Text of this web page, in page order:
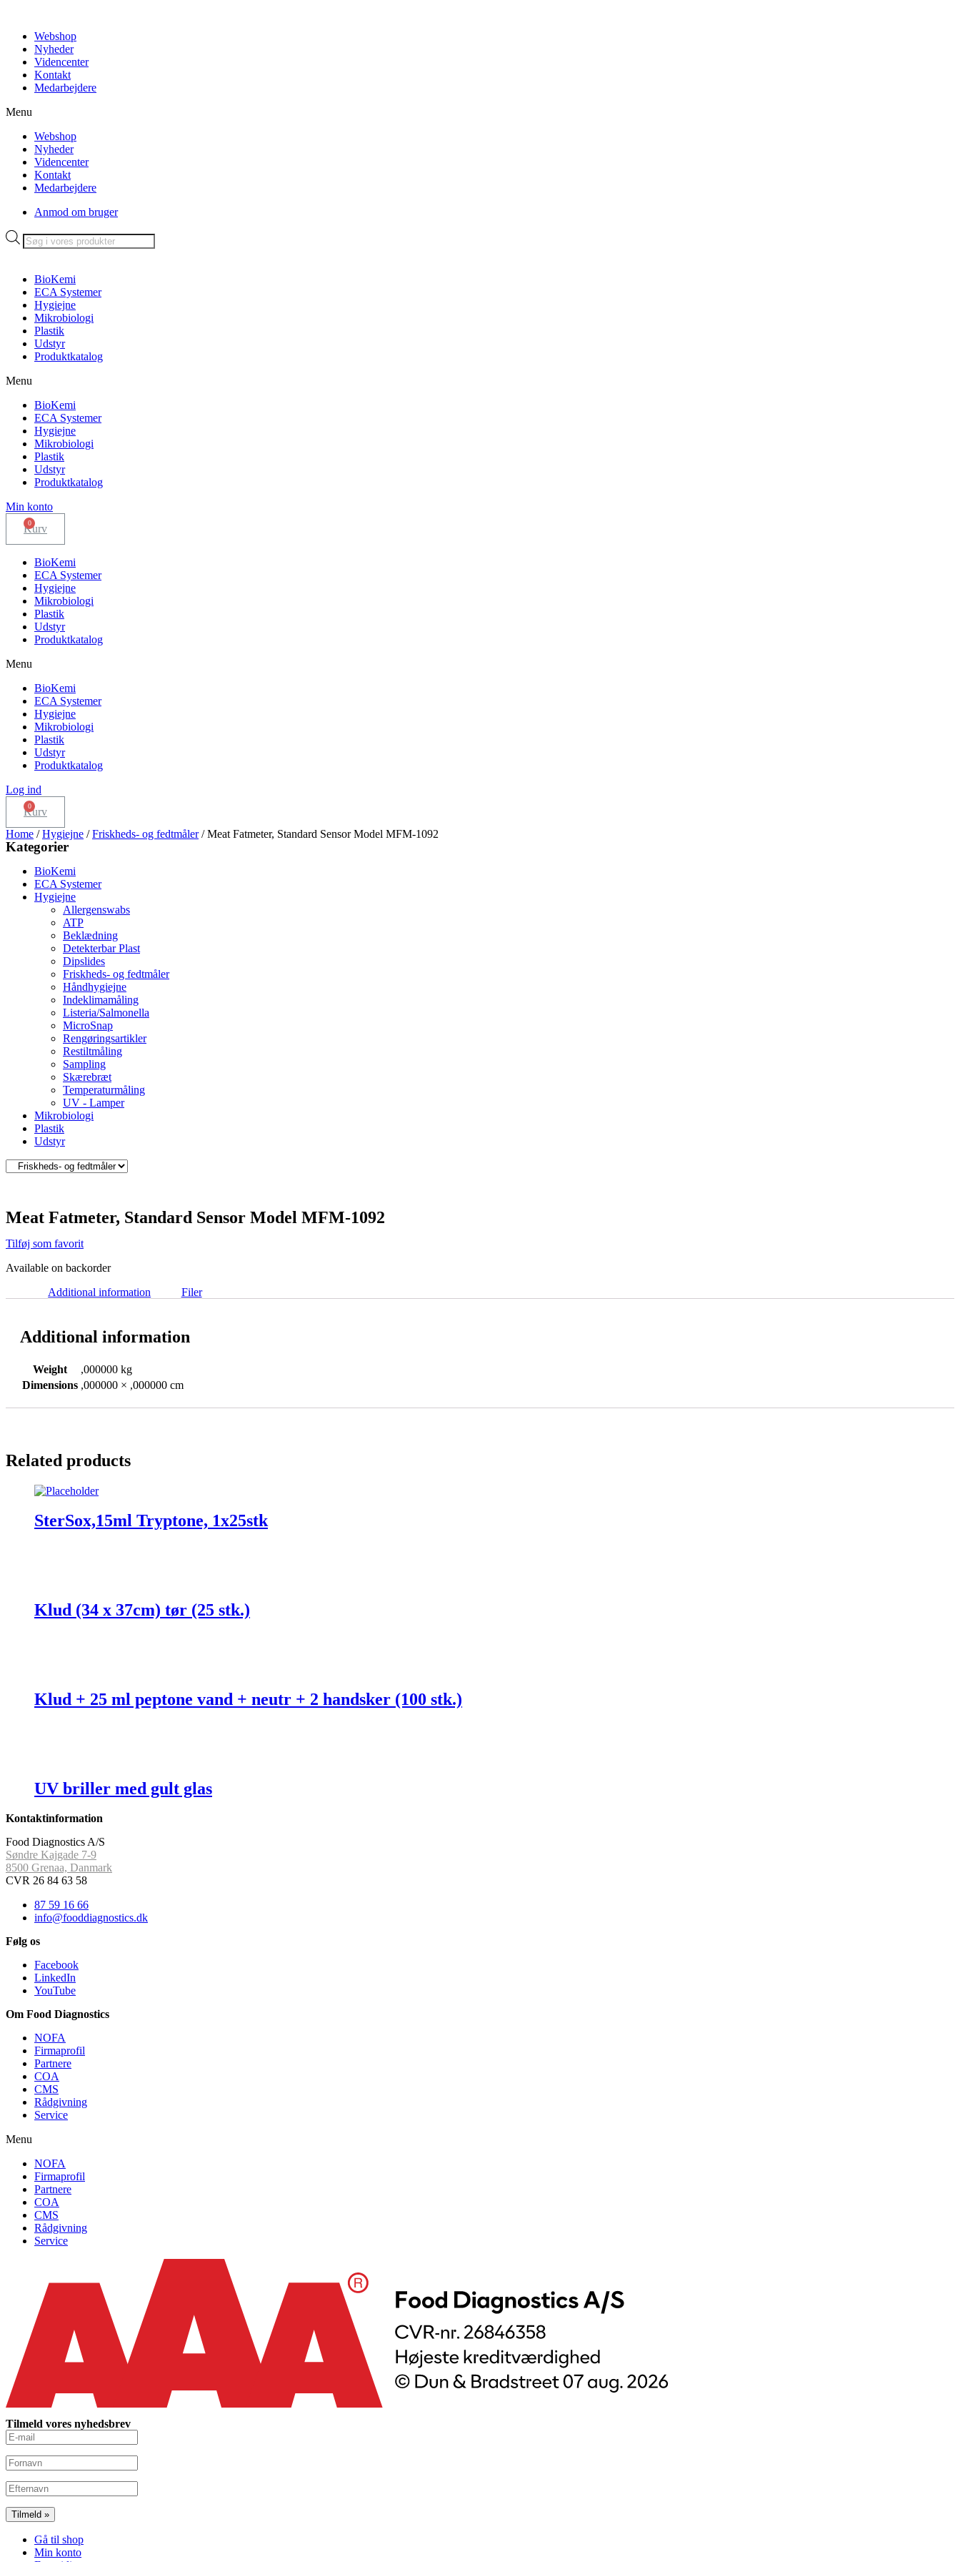
indholdWebshop
Nyheder
Videncenter
Kontakt
Medarbejdere
Menu
Webshop
Nyheder
Videncenter
Kontakt
Medarbejdere
Anmod om bruger
Products
search
BioKemi
ECA Systemer
Hygiejne
Mikrobiologi
Plastik
Udstyr
Produktkatalog
Menu
BioKemi
ECA Systemer
Hygiejne
Mikrobiologi
Plastik
Udstyr
Produktkatalog
Min konto
Kurv
BioKemi
ECA Systemer
Hygiejne
Mikrobiologi
Plastik
Udstyr
Produktkatalog
Menu
BioKemi
ECA Systemer
Hygiejne
Mikrobiologi
Plastik
Udstyr
Produktkatalog
Log ind
Kurv
Home /Hygiejne /Friskheds- og fedtmåler/ Meat Fatmeter, Standard Sensor Model MFM-1092
Kategorier
BioKemi
ECA Systemer
Hygiejne
Allergenswabs
ATP
Beklædning
Detekterbar Plast
Dipslides
Friskheds- og fedtmåler
Håndhygiejne
Indeklimamåling
Listeria/Salmonella
MicroSnap
Rengøringsartikler
Restiltmåling
Sampling
Skærebræt
Temperaturmåling
UV - Lamper
Mikrobiologi
Plastik
Udstyr
Meat Fatmeter, Standard Sensor Model MFM-1092
Tilføj som favorit
Available on backorder
Additional information
Filer
Additional information
Weight
,000000 kg
Dimensions ,000000 × ,000000 cm
Related products
SterSox,15ml Tryptone, 1x25stk
Klud (34 x 37cm) tør (25 stk.)
Klud + 25 ml peptone vand + neutr + 2 handsker (100 stk.)
UV briller med gult glas
Kontaktinformation
Food Diagnostics A/S
Søndre Kajgade 7-9
8500 Grenaa, Danmark
CVR 26 84 63 58
87 59 16 66
info@fooddiagnostics.dk
Følg os
Facebook
LinkedIn
YouTube
Om Food Diagnostics
NOFA
Firmaprofil
Partnere
COA
CMS
Rådgivning
Service
Menu
NOFA
Firmaprofil
Partnere
COA
CMS
Rådgivning
Service
Tilmeld vores nyhedsbrev
Gå til shop
Min konto